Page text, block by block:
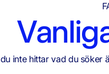
inte hittar vad du söker